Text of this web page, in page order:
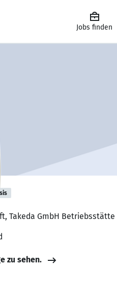
Jobs finden
Takeda GmbH
zu sehen.